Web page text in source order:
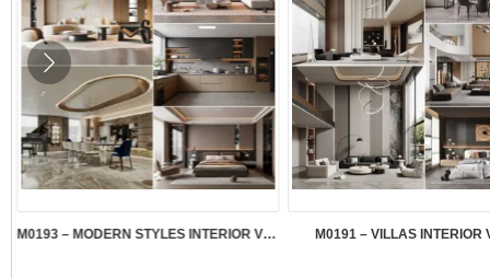
M0193 – MODERN STYLES INTERIOR VOL.5 M0191 – VILLAS INTERIOR